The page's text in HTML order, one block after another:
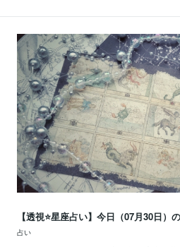
【透視⭐️星座占い】今日（07月30日）
占い